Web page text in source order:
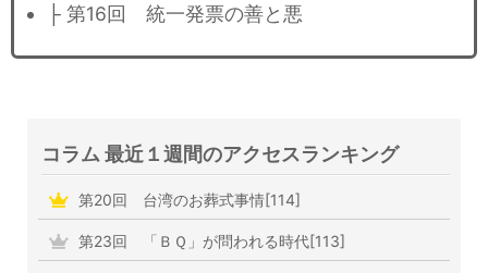
├ 第16回 統一発票の善と悪
コラム 最近１週間のアクセスランキング
第20回 台湾のお葬式事情[114]
第23回 「ＢＱ」が問われる時代[113]